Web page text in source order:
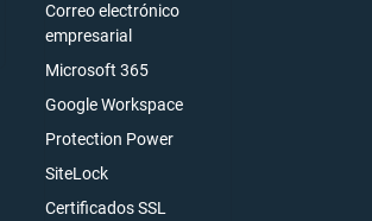
Correo electrónico
empresarial
Microsoft 365
Google Workspace
Protection Power
SiteLock
Certificados SSL